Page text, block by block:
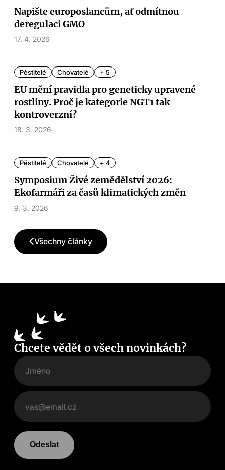
Napište europoslancům, ať odmítnou
deregulaci GMO
17. 4. 2026
Pěstitelé Chovatelé + 5
EU mění pravidla pro geneticky upravené
rostliny. Proč je kategorie NGT1 tak
kontroverzní?
18. 3. 2026
Pěstitelé Chovatelé + 4
Symposium Živé zemědělství 2026:
Ekofarmáři za časů klimatických změn
9. 3. 2026
Všechny články
Chcete vědět o všech novinkách?
Odeslat